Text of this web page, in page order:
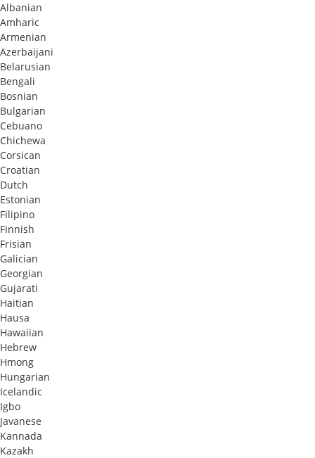
Albanian
Amharic
Armenian
Azerbaijani
Belarusian
Bengali
Bosnian
Bulgarian
Cebuano
Chichewa
Corsican
Croatian
Dutch
Estonian
Filipino
Finnish
Frisian
Galician
Georgian
Gujarati
Haitian
Hausa
Hawaiian
Hebrew
Hmong
Hungarian
Icelandic
Igbo
Javanese
Kannada
Kazakh